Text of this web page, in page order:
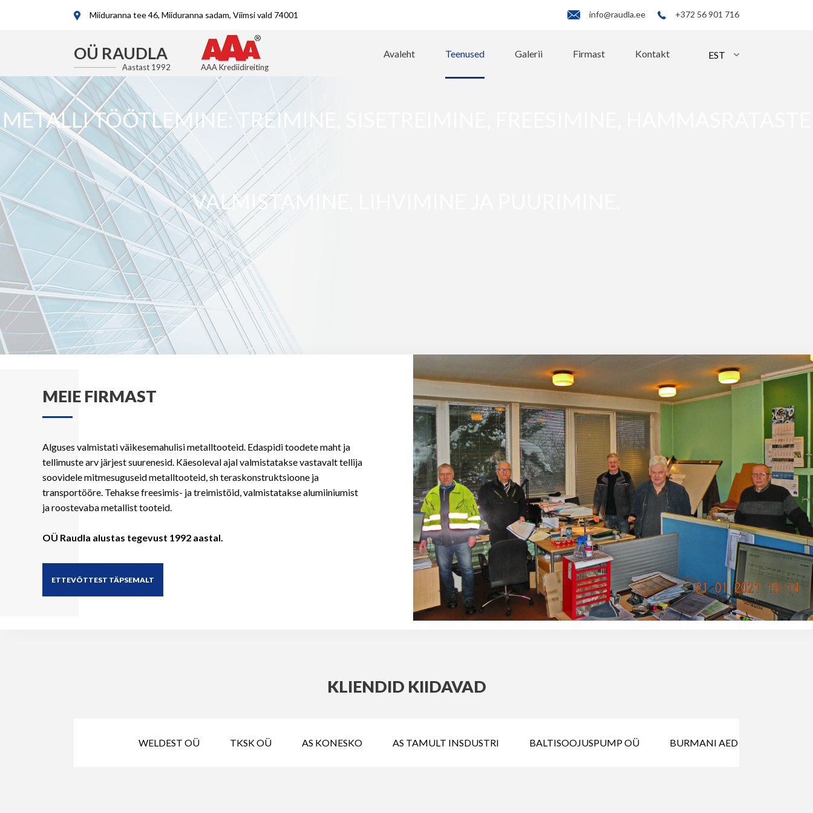
Miiduranna tee 46, Miiduranna sadam, Viimsi vald 74001 +372 56 901 716
info@raudla.ee
OÜ RAUDLA
Aastast 1992 AAA Krediidireiting
Avaleht Teenused Galerii Firmast Kontakt
METALLI TÖÖTLEMINE: TREIMINE, SISETREIMINE, FREESIMINE, HAMMASRATASTE
VALMISTAMINE, LIHVIMINE JA PUURIMINE.
MEIE FIRMAST
Alguses valmistati väikesemahulisi metalltooteid. Edaspidi toodete maht ja
tellimuste arv järjest suurenesid. Käesoleval ajal valmistatakse vastavalt tellija
soovidele mitmesuguseid metalltooteid, sh teraskonstruktsioone ja
transportööre. Tehakse freesimis- ja treimistöid, valmistatakse alumiiniumist
ja roostevaba metallist tooteid.
OÜ Raudla alustas tegevust 1992 aastal.
ETTEVÕTTEST TÄPSEMALT
KLIENDID KIIDAVAD
WELDEST OÜ TKSK OÜ AS KONESKO AS TAMULT INSDUSTRI BALTISOOJUSPUMP OÜ BURMANI AED OÜ